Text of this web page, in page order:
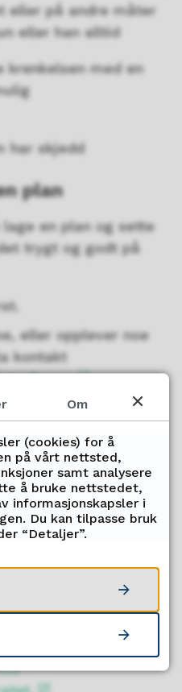
eller på andre måter
eller han alltid
krenkelsen med en
har skjedd
plan
en plan og sette
trygt og godt på
eller opplever noe
kontakt
i Troms
hvis du mener
i Troms og
helst gå en uke fra
før du kontakter
fremgår
Om
(cookies) for å
på vårt nettsted,
samt analysere
å bruke nettstedet,
informasjonskapsler i
Du kan tilpasse bruk
“Detaljer”.